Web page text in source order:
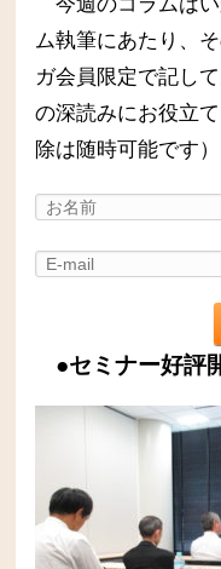
ム執筆にあたり、
ガ会員限定で記し
の深読みにお役立
除は随時可能です）
●セミナー好評